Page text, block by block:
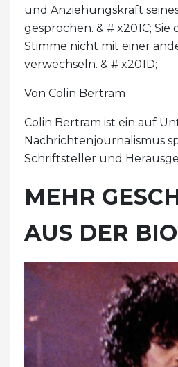
und Anziehungskraft
gesprochen. & # x201C;
Stimme nicht mit einer
verwechseln. & # x201D;
Von Colin Bertram
Colin Bertram ist ein auf
Nachrichtenjournalismus
Schriftsteller und
MEHR
AUS DER